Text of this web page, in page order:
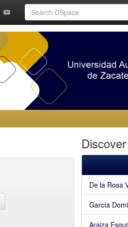
Discover
De la Rosa
García
Araiza